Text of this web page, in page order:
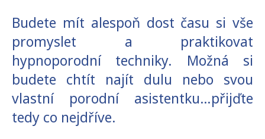
Budete mít alespoň dost času si vše
promyslet a praktikovat
hypnoporodní techniky. Možná si
budete chtít najít dulu nebo svou
vlastní porodní asistentku…přijďte
tedy co nejdříve.